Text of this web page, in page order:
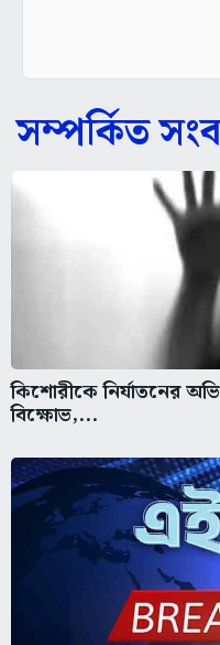
সম্পর্কিত
কিশোরীকে নির্যাতনের
বিক্ষোভ,...